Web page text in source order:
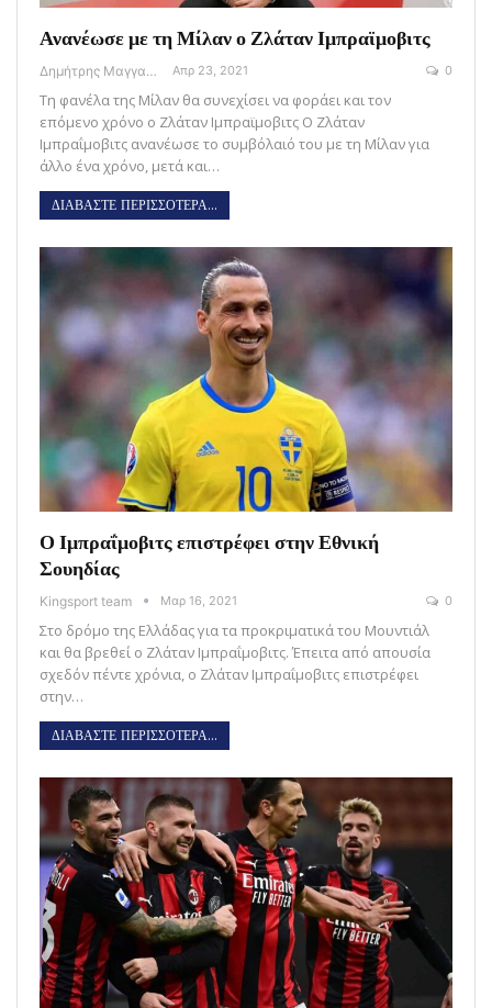
Ανανέωσε με τη Μίλαν ο Ζλάταν Ιμπραϊμοβιτς
Δημήτρης Μαγγανάρης Απρ 23, 2021 0
Τη φανέλα της Μίλαν θα συνεχίσει να φοράει και τον
επόμενο χρόνο ο Ζλάταν Ιμπραϊμοβιτς Ο Ζλάταν
Ιμπραΐμοβιτς ανανέωσε το συμβόλαιό του με τη Μίλαν για
άλλο ένα χρόνο, μετά και…
ΔΙΑΒΑΣΤΕ ΠΕΡΙΣΣΟΤΕΡΑ...
Ο Ιμπραΐμοβιτς επιστρέφει στην Εθνική
Σουηδίας
Kingsport team Μαρ 16, 2021 0
Στο δρόμο της Ελλάδας για τα προκριματικά του Μουντιάλ
και θα βρεθεί ο Ζλάταν Ιμπραΐμοβιτς. Έπειτα από απουσία
σχεδόν πέντε χρόνια, ο Ζλάταν Ιμπραΐμοβιτς επιστρέφει
στην…
ΔΙΑΒΑΣΤΕ ΠΕΡΙΣΣΟΤΕΡΑ...